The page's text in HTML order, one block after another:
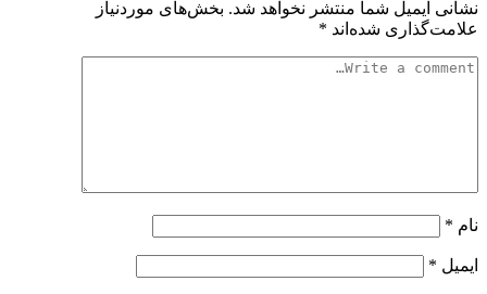
نشانی ایمیل شما منتشر نخواهد شد. بخش‌های موردنیاز
علامت‌گذاری شده‌اند *
نام *
ایمیل *